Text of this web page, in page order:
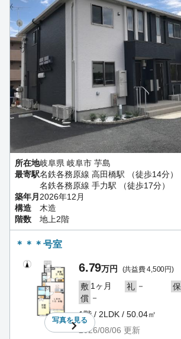
所在地岐阜県 岐阜市 芋島
最寄駅名鉄各務原線 高田橋駅 （徒歩14分）
名鉄各務原線 手力駅 （徒歩17分）
築年月 2026年12月
構造
木造
階数
地上2階
＊＊＊号室
写真を見る
6.79万円 (共益費 4,500円)
敷 1ヶ月 礼 － 保
償 －
1階 / 2LDK / 50.04㎡
2026/08/06 更新